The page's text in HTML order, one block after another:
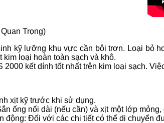
Trọng)
kỹ lưỡng khu vực cần bôi trơn. Loại bỏ
kim loại hoàn toàn sạch và khô.
2000 kết dính tốt nhất trên kim loại sạch.
xịt kỹ trước khi sử dụng.
ống nối dài (nếu cần) và xịt một lớp
động: Đối với các chi tiết có thể di chuyển